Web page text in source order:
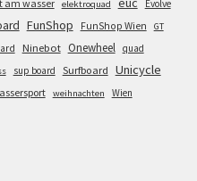
am wasser elektroquad
Evolve
FunShop FunShop Wien GT
Ninebot Onewheel quad
sup board Surfboard Unicycle
weihnachten
Wien